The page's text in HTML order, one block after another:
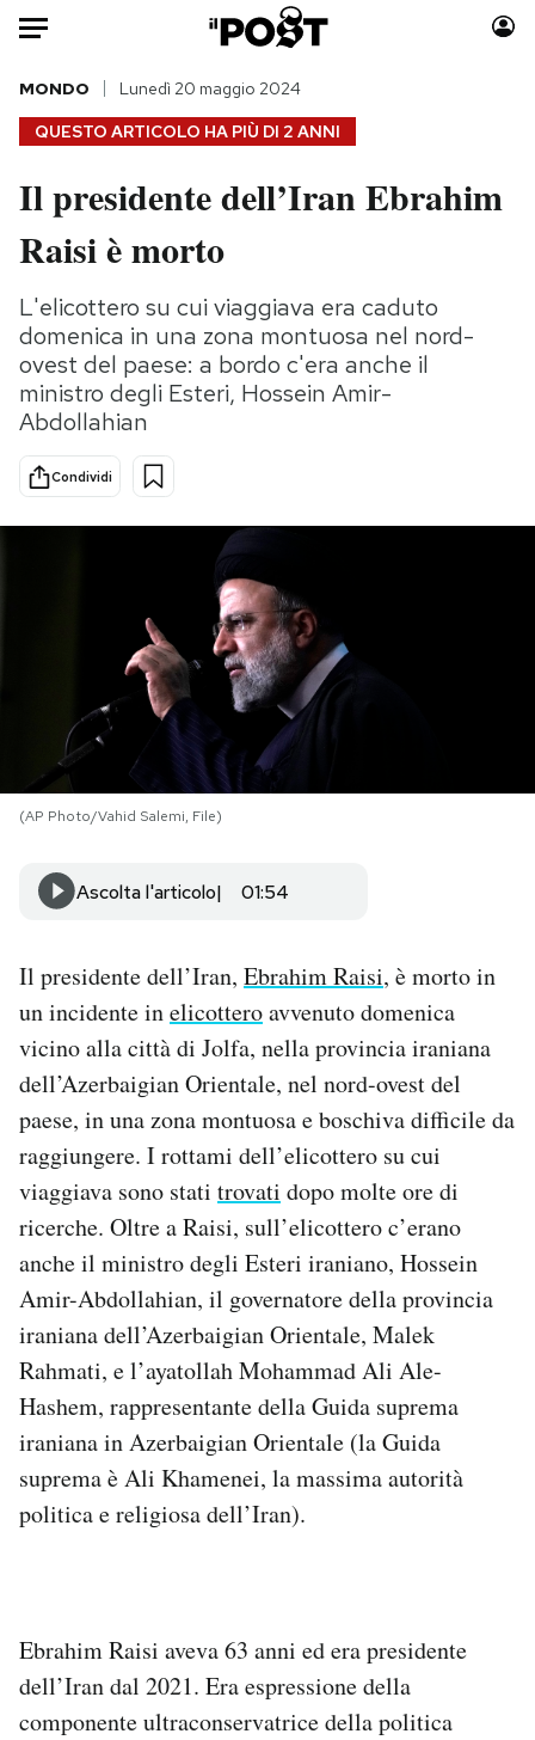
Auto
HOME
Italia
Mondo
Politica
Tecnologia
Internet
Scienza
Cultura
Sport
Moda
Storie/Idee
Ok Boomer!
Media
Europa
NEWSLETTER
I MIEI PREFERITI
SHOP
CALENDARIO
AREA PERSONALE
Area Personale
Newsletter
Notifiche mobile
Regala il Post
Hai bisogno di aiuto?
Esci
QUESTO ARTICOLO HA PIÙ DI 2 ANNI
MONDO Lunedì 20 maggio 2024
Il presidente dell’Iran Ebrahim
Raisi è morto
L'elicottero su cui viaggiava era caduto
domenica in una zona montuosa nel nord-
ovest del paese: a bordo c'era anche il
ministro degli Esteri, Hossein Amir-
Abdollahian
Condividi
(AP Photo/Vahid Salemi, File)
Ascolta l'articolo 01:54
Il presidente dell’Iran, Ebrahim Raisi, è morto in
un incidente inelicotteroavvenuto domenica
vicino alla città di Jolfa, nella provincia iraniana
dell’Azerbaigian Orientale, nel nord-ovest del
paese, in una zona montuosa e boschiva difficile da
raggiungere. I rottami dell’elicottero su cui
viaggiava sono stati trovati dopo molte ore di
ricerche. Oltre a Raisi, sull’elicottero c’erano
anche il ministro degli Esteri iraniano, Hossein
Amir-Abdollahian, il governatore della provincia
iraniana dell’Azerbaigian Orientale, Malek
Rahmati, e l’ayatollah Mohammad Ali Ale-
Hashem, rappresentante della Guida suprema
iraniana in Azerbaigian Orientale (la Guida
suprema è Ali Khamenei, la massima autorità
politica e religiosa dell’Iran).
Ebrahim Raisi aveva 63 anni ed era presidente
dell’Iran dal 2021. Era espressione della
componente ultraconservatrice della politica